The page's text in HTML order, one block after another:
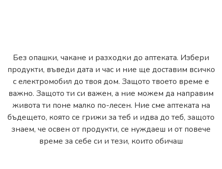
Без опашки, чакане и разходки до аптеката. Избери
продукти, въведи дата и час и ние ще доставим всичко
с електромобил до твоя дом. Защото твоето време е
важно. Защото ти си важен, а ние можем да направим
живота ти поне малко по-лесен. Ние сме аптеката на
бъдещето, която се грижи за теб и идва до теб, защото
знаем, че освен от продукти, се нуждаеш и от повече
време за себе си и тези, които обичаш